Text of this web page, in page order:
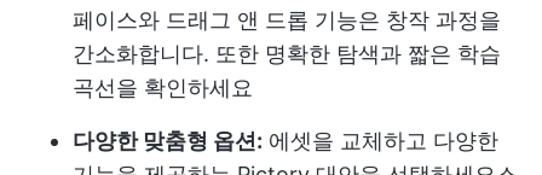
페이스와 드래그 앤 드롭 기능은 창작 과정을
간소화합니다. 또한 명확한 탐색과 짧은 학습
곡선을 확인하세요
다양한 맞춤형 옵션: 에셋을 교체하고 다양한